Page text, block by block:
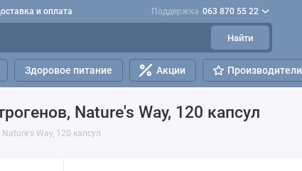
и оплата Поддержка 063 870 55 22
Найти
Здоровое питание Акции Производители
Nature's Way, 120 капсул
Way, 120 капсул